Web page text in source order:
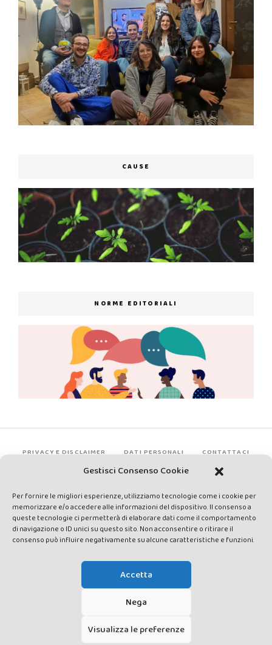
Gestisci Consenso Cookie
Per fornire le migliori esperienze, utilizziamo tecnologie come i cookie per
memorizzare e/o accedere alle informazioni del dispositivo. Il consenso a
queste tecnologie ci permetterà di elaborare dati come il comportamento
di navigazione o ID unici su questo sito. Non acconsentire o ritirare il
consenso può influire negativamente su alcune caratteristiche e funzioni.
Accetta
Nega
Visualizza le preferenze
CAUSE
NORME EDITORIALI
PRIVACY E DISCLAIMER DATI PERSONALI CONTATTACI
rights reserved - Testata registrata presso il Tribunale di Siena con
autorizzazione n°1 del 12/04/2014 - Direttrice Responsabile: Chiara
Cacace - E-mail: direzione@lavaldichiana.it - Editore: Valdichiana
Media Srl – P.IVA e C.F. 01377300528 –
10, Torrita di Siena (SI) - Iscrizione al Registro degli Operatori di